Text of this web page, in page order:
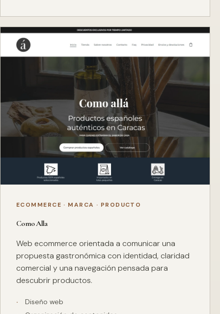
ECOMMERCE · MARCA · PRODUCTO
Como Alla
Web ecommerce orientada a comunicar una
propuesta gastronómica con identidad, claridad
comercial y una navegación pensada para
descubrir productos.
Diseño web